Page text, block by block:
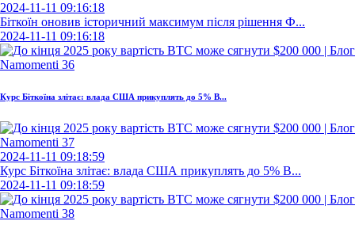
2024-11-11 09:16:18
Біткоїн оновив історичний максимум після рішення Ф...
2024-11-11 09:16:18
Курс Біткоїна злітає: влада США прикуплять до 5% B...
2024-11-11 09:18:59
Курс Біткоїна злітає: влада США прикуплять до 5% B...
2024-11-11 09:18:59